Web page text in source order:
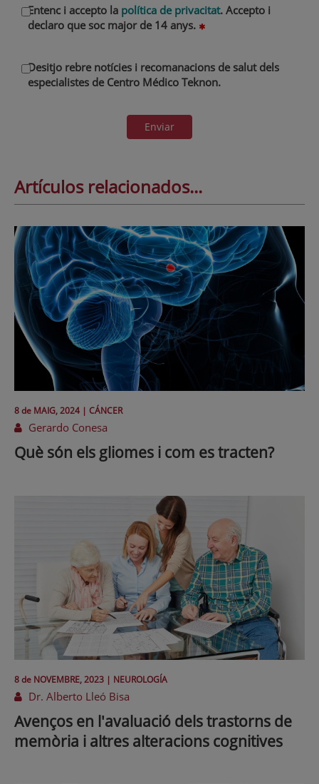
Entenc i accepto la política de privacitat. Accepto i
declaro que soc major de 14 anys.
Desitjo rebre notícies i recomanacions de salut dels
especialistes de Centro Médico Teknon.
Enviar
Artículos relacionados...
8 de MAIG, 2024 | CÁNCER
Gerardo Conesa
Què són els gliomes i com es tracten?
8 de NOVEMBRE, 2023 | NEUROLOGÍA
Dr. Alberto Lleó Bisa
Avenços en l'avaluació dels trastorns de
memòria i altres alteracions cognitives